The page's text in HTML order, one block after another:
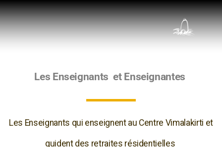
Les Enseignants et Enseignantes
Les Enseignants qui enseignent au Centre Vimalakirti et
guident des retraites résidentielles
Présentation de Vimalakirti